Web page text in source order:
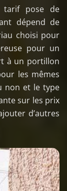
tarif pose de
dépend de
choisi pour
pour un
à un portillon
les mêmes
non et le type
sur les prix
d’autres